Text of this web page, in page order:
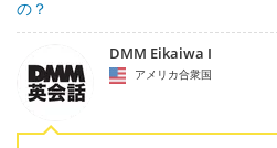
の？
DMM Eikaiwa I
アメリカ合衆国